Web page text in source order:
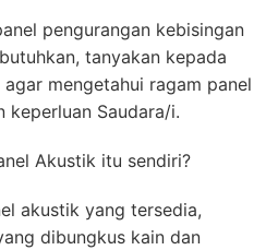
pengurangan kebisingan
tanyakan kepada
mengetahui ragam panel
keperluan Saudara/i.
Akustik itu sendiri?
akustik yang tersedia,
dibungkus kain dan